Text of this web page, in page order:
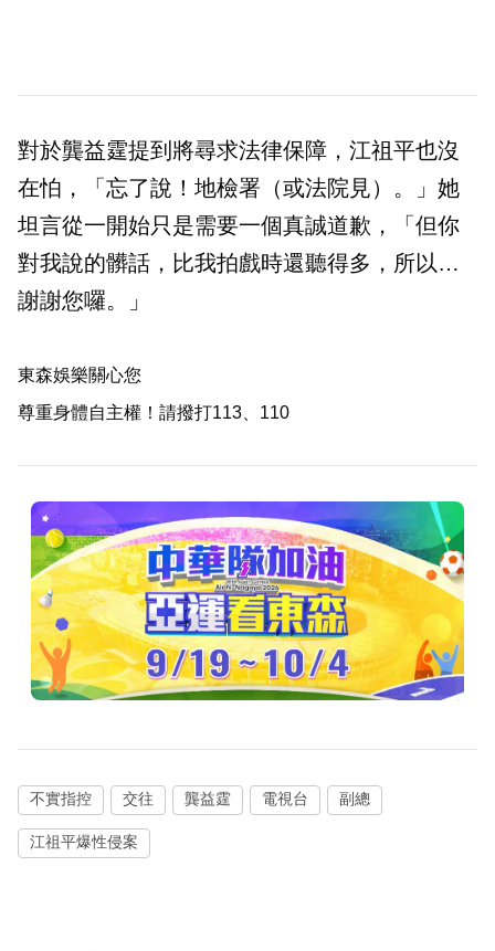
對於龔益霆提到將尋求法律保障，江祖平也沒
在怕，「忘了說！地檢署（或法院見）。」她
坦言從一開始只是需要一個真誠道歉，「但你
對我說的髒話，比我拍戲時還聽得多，所以…
謝謝您囉。」
東森娛樂關心您
尊重身體自主權！請撥打113、110
不實指控 交往 龔益霆 電視台 副總
江祖平爆性侵案